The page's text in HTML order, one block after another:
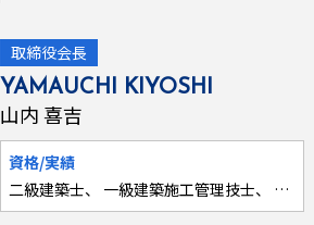
取締役会長
YAMAUCHI KIYOSHI
山内 喜吉
資格/実績
二級建築士、 一級建築施工管理技士、 一級土木施工管理技士